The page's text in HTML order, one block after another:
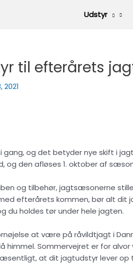
Udstyr
til efterårets
gang, og det betyder nye skift i
og den afløses 1. oktober af
og tilbehør, jagtsæsonerne
efterårets kommen, bør alt dit
du holdes tør under hele jagten.
at være på råvildtjagt i
himmel. Sommervejret er for
at dit jagtudstyr lever